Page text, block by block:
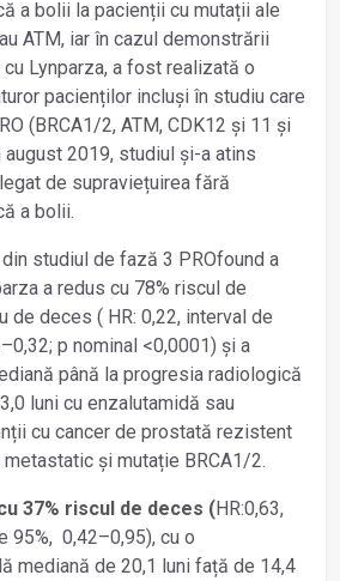
a bolii la pacienții cu mutații ale
ATM, iar în cazul demonstrării
Lynparza, a fost realizată o
pacienților incluși în studiu care
(BRCA1/2, ATM, CDK12 și 11 și
august 2019, studiul și-a atins
de supraviețuirea fără
a bolii.
studiul de fază 3 PROfound a
a redus cu 78% riscul de
de deces ( HR: 0,22, interval de
p nominal <0,0001) și a
până la progresia radiologică
luni cu enzalutamidă sau
cu cancer de prostată rezistent
și mutație BRCA1/2.
37% riscul de deces (HR:0,63,
95%, 0,42–0,95), cu o
mediană de 20,1 luni față de 14,4